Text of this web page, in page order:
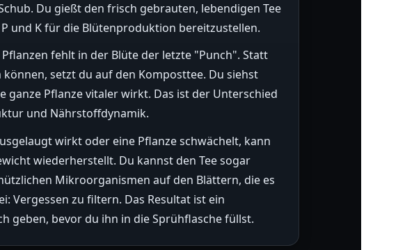
Du gießt den frisch gebrauten, lebendigen Tee
und K für die Blütenproduktion bereitzustellen.
fehlt in der Blüte der letzte "Punch". Statt
setzt du auf den Komposttee. Du siehst
ganze Pflanze vitaler wirkt. Das ist der Unterschied
und Nährstoffdynamik.
wirkt oder eine Pflanze schwächelt, kann
wiederherstellt. Du kannst den Tee sogar
Mikroorganismen auf den Blättern, die es
Vergessen zu filtern. Das Resultat ist ein
geben, bevor du ihn in die Sprühflasche füllst.